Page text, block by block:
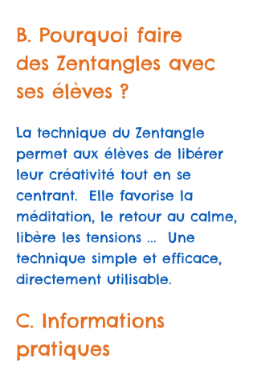
B. Pourquoi faire
des Zentangles avec
ses élèves ?
La technique du Zentangle
permet aux élèves de libérer
leur créativité tout en se
centrant. Elle favorise la
méditation, le retour au calme,
libère les tensions ... Une
technique simple et efficace,
directement utilisable.
C. Informations
pratiques